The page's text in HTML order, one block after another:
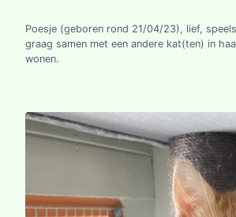
Poesje (geboren rond 21/04/23), lief,
graag samen met een andere kat(ten) in
wonen.